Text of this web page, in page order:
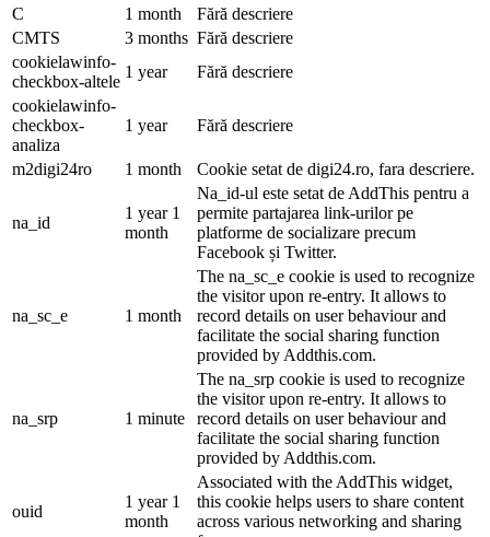
C
1 month
Fără descriere
CMTS
3 months Fără descriere
cookielawinfo-
checkbox-altele
1 year
Fără descriere
cookielawinfo-
checkbox-
analiza
1 year Fără descriere
m2digi24ro 1 month Cookie setat de digi24.ro, fara descriere.
na_id
1 year 1
month
Na_id-ul este setat de AddThis pentru a
permite partajarea link-urilor pe
platforme de socializare precum
Facebook și Twitter.
na_sc_e 1 month
The na_sc_e cookie is used to recognize
the visitor upon re-entry. It allows to
record details on user behaviour and
facilitate the social sharing function
provided by Addthis.com.
na_srp 1 minute
The na_srp cookie is used to recognize
the visitor upon re-entry. It allows to
record details on user behaviour and
facilitate the social sharing function
provided by Addthis.com.
ouid
1 year 1
month
Associated with the AddThis widget,
this cookie helps users to share content
across various networking and sharing